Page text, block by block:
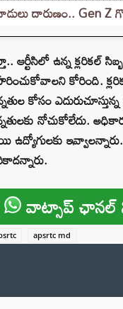
దారుణం.. Gen Z
ఆర్టీసిలో ఉన్న క్లరికల్
కోరింది.
కోసం
నోచుకోలేదు.
ఉద్యోగులకు
వాట్సాప్ ఛానల్
apsrtc md